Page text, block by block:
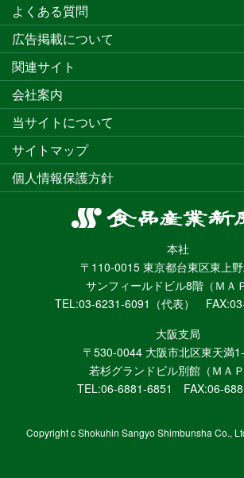
食
産
業
新
聞
社
ニ
ュ
ー
WEB
本社
〒110-0015 東京都台東区東上
サンフィールドビル8階 （ＭＡ
TEL:03-6231-6091（代表）
大阪支局
〒530-0044 大阪市北区東天満
若杉グランドビル別館 （ＭＡＰ
TEL:06-6881-6851 FAX:06-
よくある質問
広告掲載について
関連サイト
会社案内
当サイトについて
サイトマップ
個人情報保護方針
Copyright c Shokuhin Sangyo Shimbunsha Co.,